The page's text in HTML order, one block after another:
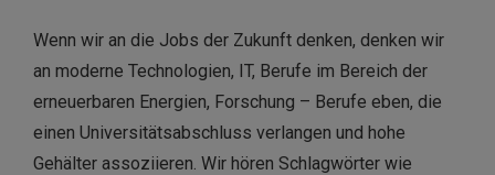
Wenn wir an die Jobs der Zukunft denken, denken wir
an moderne Technologien, IT, Berufe im Bereich der
erneuerbaren Energien, Forschung – Berufe eben, die
einen Universitätsabschluss verlangen und hohe
Gehälter assoziieren. Wir hören Schlagwörter wie